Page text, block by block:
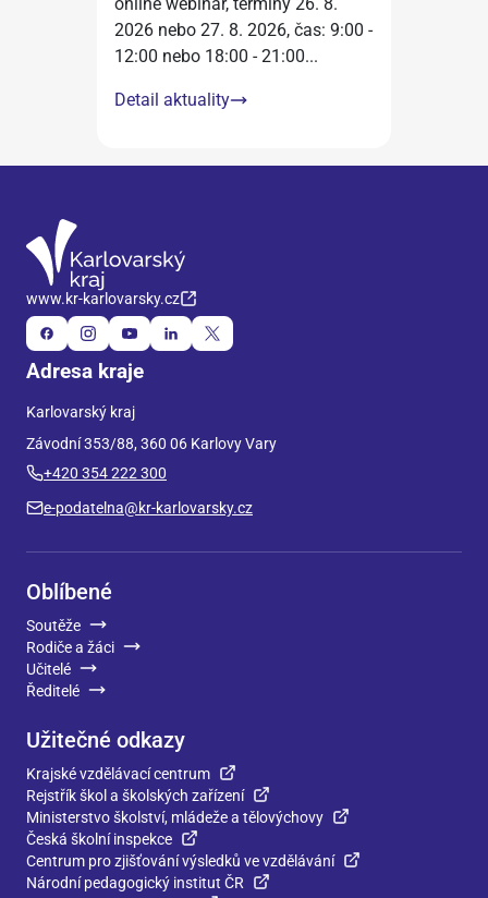
2026 nebo 27. 8. 2026, čas: 9:00 -
12:00 nebo 18:00 - 21:00...
Detail aktuality
www.kr-karlovarsky.cz
Adresa kraje
Karlovarský kraj
Závodní 353/88, 360 06 Karlovy Vary
+420 354 222 300
e-podatelna@kr-karlovarsky.cz
Oblíbené
Soutěže
Rodiče a žáci
Učitelé
Ředitelé
Užitečné odkazy
Krajské vzdělávací centrum
Rejstřík škol a školských zařízení
Ministerstvo školství, mládeže a tělovýchovy
Česká školní inspekce
Centrum pro zjišťování výsledků ve vzdělávání
Národní pedagogický institut ČR